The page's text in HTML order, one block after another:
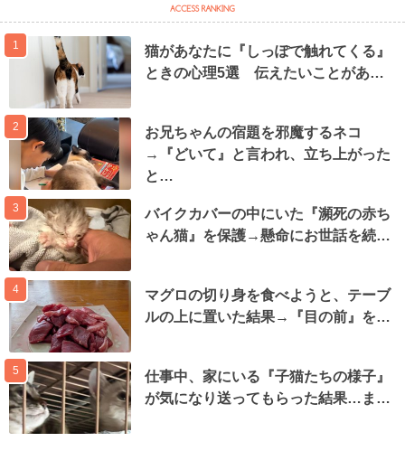
1
猫があなたに『しっぽで触れてくる』
ときの心理5選 伝えたいことがあ…
2
お兄ちゃんの宿題を邪魔するネコ
→『どいて』と言われ、立ち上がった
と…
3
バイクカバーの中にいた『瀕死の赤ち
ゃん猫』を保護→懸命にお世話を続…
4
マグロの切り身を食べようと、テーブ
ルの上に置いた結果→『目の前』を…
5
仕事中、家にいる『子猫たちの様子』
が気になり送ってもらった結果…ま…